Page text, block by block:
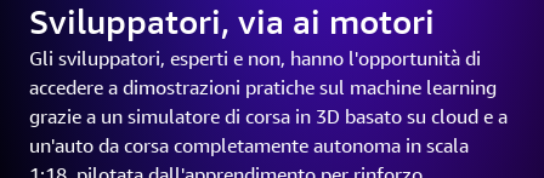
Sviluppatori, via ai motori
Gli sviluppatori, esperti e non, hanno l'opportunità di
accedere a dimostrazioni pratiche sul machine learning
grazie a un simulatore di corsa in 3D basato su cloud e a
un'auto da corsa completamente autonoma in scala